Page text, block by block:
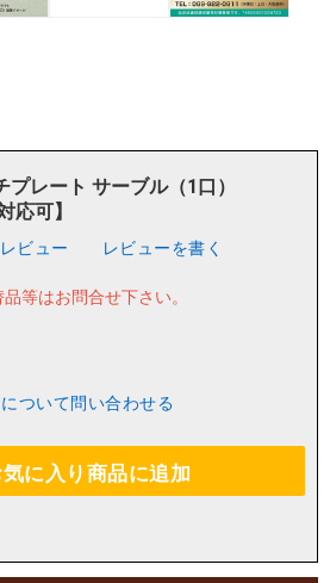
プレート サーブル（1口）
応可】
ビュー レビューを書く
等はお問合せ下さい。
ついて問い合わせる
に入り商品に追加